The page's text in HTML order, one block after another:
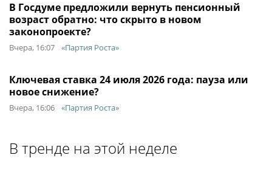
В Госдуме предложили вернуть пенсионный
возраст обратно: что скрыто в новом
законопроекте?
Вчера, 16:07 «Партия Роста»
Ключевая ставка 24 июля 2026 года: пауза или
новое снижение?
Вчера, 16:06 «Партия Роста»
В тренде на этой неделе